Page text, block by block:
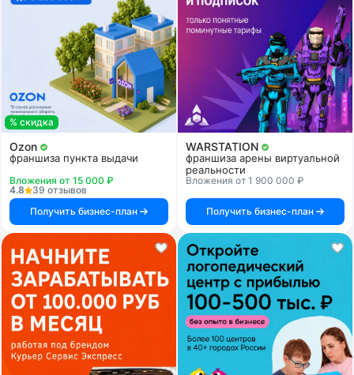
% скидка
Ozon
франшиза пункта выдачи
Вложения от 15 000 ₽
4.8
39 отзывов
Получить бизнес-план
WARSTATION
франшиза арены виртуальной
реальности
Вложения от 1 900 000 ₽
Получить бизнес-план